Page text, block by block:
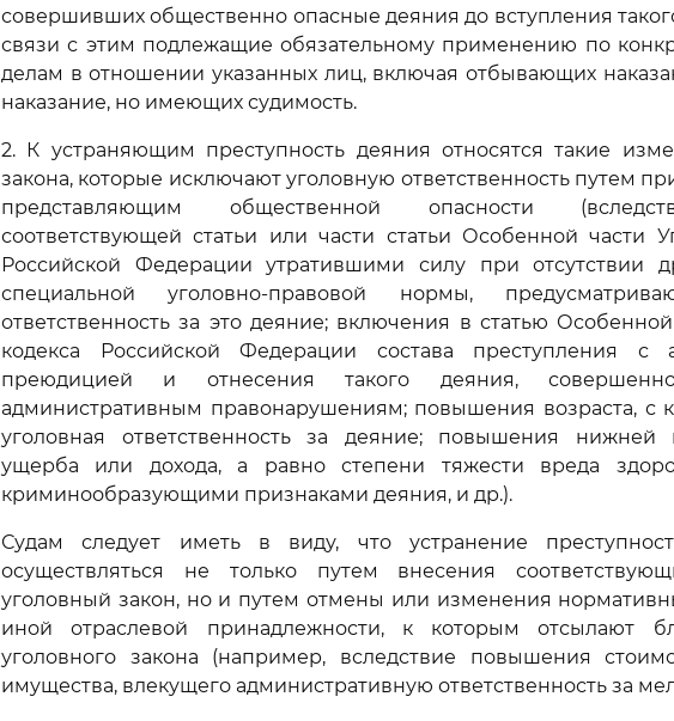
совершивших общественно опасные деяния до вступления
связи с этим подлежащие обязательному применению по
делам в отношении указанных лиц, включая отбывающих
наказание, но имеющих судимость.
2. К устраняющим преступность деяния относятся такие
закона, которые исключают уголовную ответственность путем
представляющим общественной опасности
соответствующей статьи или части статьи Особенной части
Российской Федерации утратившими силу при отсутствии
специальной уголовно-правовой нормы,
ответственность за это деяние; включения в статью
кодекса Российской Федерации состава преступления с
преюдицией и отнесения такого деяния,
административным правонарушениям; повышения возраста, с
уголовная ответственность за деяние; повышения нижней
ущерба или дохода, а равно степени тяжести вреда
криминообразующими признаками деяния, и др.).
Судам следует иметь в виду, что устранение
осуществляться не только путем внесения
уголовный закон, но и путем отмены или изменения
иной отраслевой принадлежности, к которым отсылают
уголовного закона (например, вследствие повышения
имущества, влекущего административную ответственность за